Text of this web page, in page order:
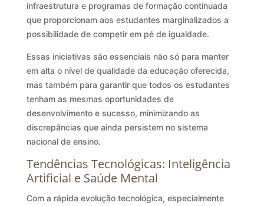
infraestrutura e programas de formação continuada
que proporcionam aos estudantes marginalizados a
possibilidade de competir em pé de igualdade.
Essas iniciativas são essenciais não só para manter
em alta o nível de qualidade da educação oferecida,
mas também para garantir que todos os estudantes
tenham as mesmas oportunidades de
desenvolvimento e sucesso, minimizando as
discrepâncias que ainda persistem no sistema
nacional de ensino.
Tendências Tecnológicas: Inteligência
Artificial e Saúde Mental
Com a rápida evolução tecnológica, especialmente